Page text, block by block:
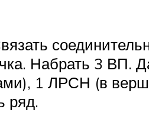
Набрать 3 ВП.
1 ЛРСН (в
ряд.